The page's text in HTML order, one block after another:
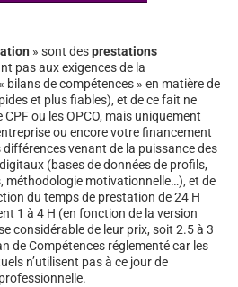
» sont desprestations
pas aux exigences de la
de compétences » en matière de
et plus fiables), et de ce fait ne
ou les OPCO, mais uniquement
ou encore votre financement
venant de la puissance des
(bases de données de profils,
méthodologie motivationnelle…), et de
du temps de prestation de 24 H
1 à 4 H (en fonction de la version
considérable de leur prix, soit 2.5 à 3
de Compétences réglementé car les
n’utilisent pas à ce jour de